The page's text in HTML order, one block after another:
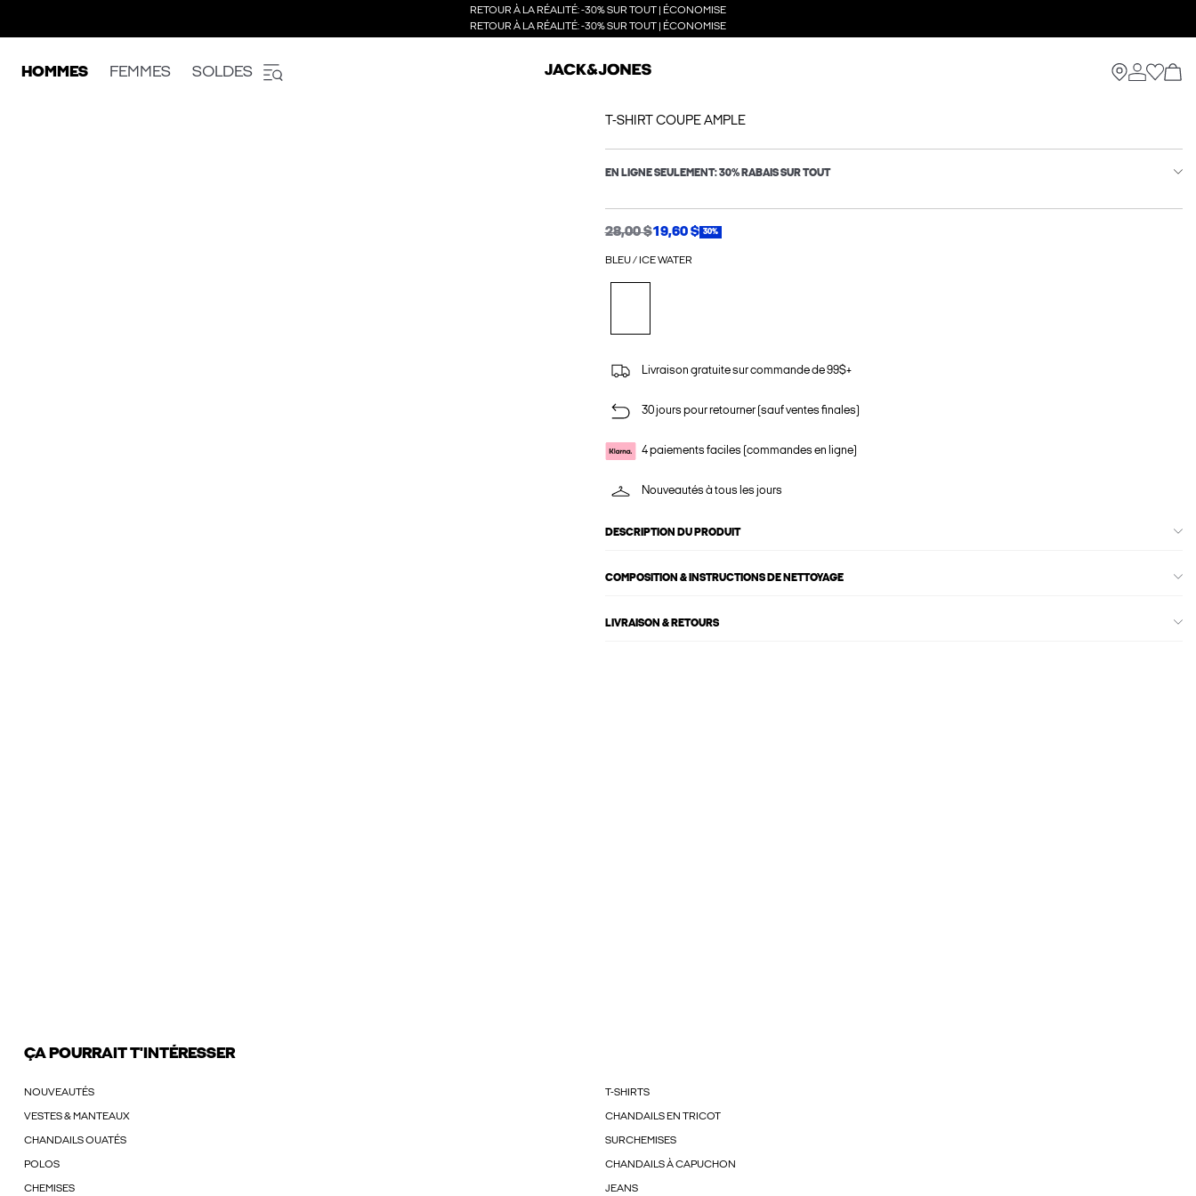
RETOUR À LA RÉALITÉ: -30% SUR TOUT | ÉCONOMISE
RETOUR À LA RÉALITÉ: -30% SUR TOUT | ÉCONOMISE
HOMMES FEMMES SOLDES
T-SHIRT COUPE AMPLE
EN LIGNE SEULEMENT: 30% RABAIS SUR TOUT
28,00 $19,60 $ 30%
BLEU / ICE WATER
Livraison gratuite sur commande de 99$+
30 jours pour retourner (sauf ventes finales)
4 paiements faciles (commandes en ligne)
Nouveautés à tous les jours
DESCRIPTION DU PRODUIT
COMPOSITION & INSTRUCTIONS DE NETTOYAGE
LIVRAISON & RETOURS
ÇA POURRAIT T'INTÉRESSER
NOUVEAUTÉS T-SHIRTS
VESTES & MANTEAUX CHANDAILS EN TRICOT
CHANDAILS OUATÉS SURCHEMISES
POLOS CHANDAILS À CAPUCHON
CHEMISES JEANS